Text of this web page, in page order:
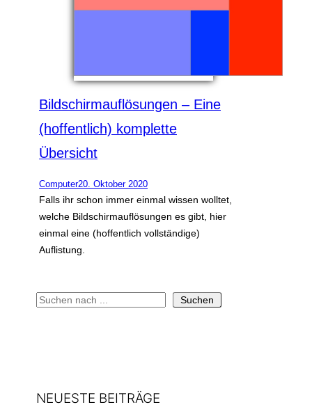
Bildschirmauflösungen – Eine
(hoffentlich) komplette
Übersicht
Computer20. Oktober 2020
Falls ihr schon immer einmal wissen wolltet,
welche Bildschirmauflösungen es gibt, hier
einmal eine (hoffentlich vollständige)
Auflistung.
S
u
Suchen
NEUESTE BEITRÄGE